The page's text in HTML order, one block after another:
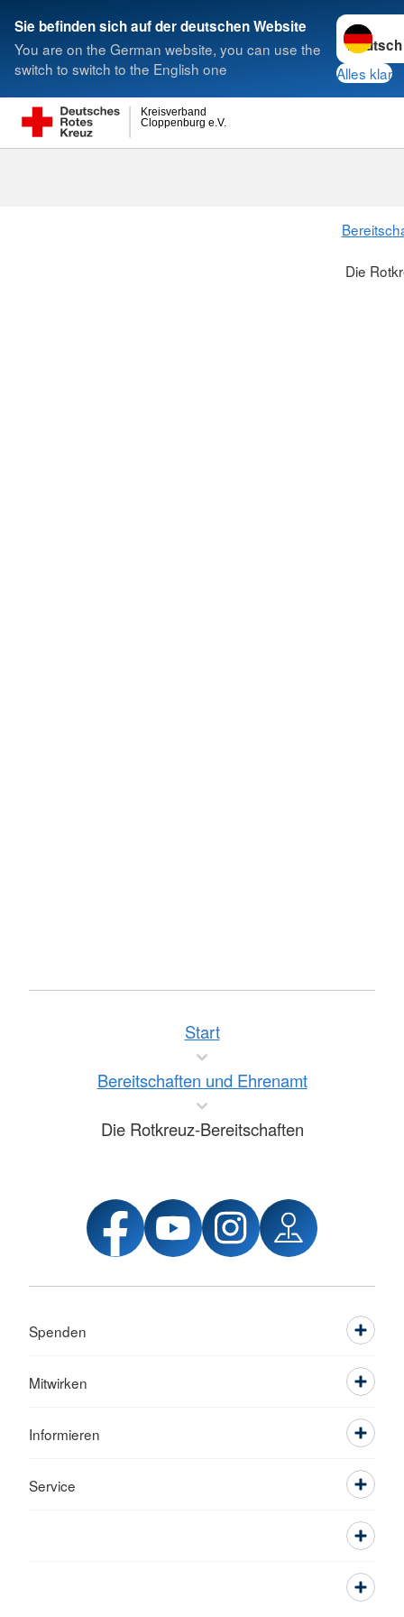
Sie befinden sich auf der deutschen Website
You are on the German website, you can use the
switch to switch to the English one
Sprache
Alles klar
Cloppenburg e.V.
Kreisverband
Suche
Die
Start
Bereitschaften und Ehrenamt
Die Rotkreuz-Bereitschaften
Spenden
Mitwirken
Informieren
Service